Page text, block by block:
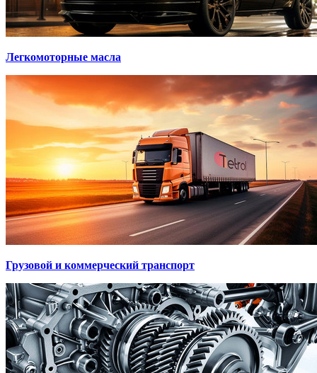
Легкомоторные масла
Грузовой и коммерческий транспорт